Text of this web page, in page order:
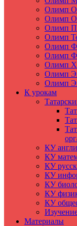
Олимп
Олимп
Олимп
Олимп
Олимп
Олимп
Олимп
Олимп
Олимп
К урокам
КУ
КУ
КУ
КУ
КУ
КУ
КУ
Материалы